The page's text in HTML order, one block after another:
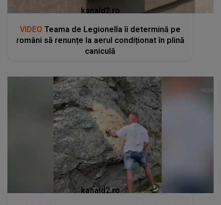
kanald2.ro
Un gest aparent romantic a stârnit
indignare și a declanșat o anchetă penală pe
Transfăgărășan
RECOMANDĂRI